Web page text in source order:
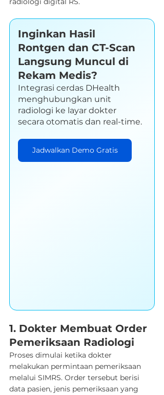
Inginkan Hasil
Rontgen dan CT-Scan
Langsung Muncul di
Rekam Medis?
Integrasi cerdas DHealth
menghubungkan unit
radiologi ke layar dokter
secara otomatis dan real-time.
Jadwalkan Demo Gratis
1. Dokter Membuat Order
Pemeriksaan Radiologi
Proses dimulai ketika dokter
melakukan permintaan pemeriksaan
melalui SIMRS. Order tersebut berisi
data pasien, jenis pemeriksaan yang